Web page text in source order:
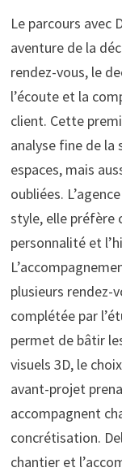
Le parcours avec
aventure de la
rendez-vous, le
l’écoute et la
client. Cette
analyse fine de la
espaces, mais
oubliées.
style, elle préfère
personnalité et
plusieurs rendez-
complétée par
permet de bâtir
visuels 3D, le
avant-projet
accompagnent
concrétisation.
chantier et